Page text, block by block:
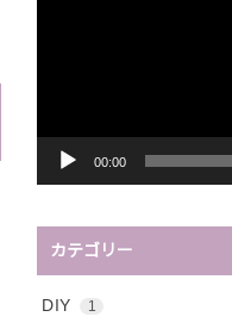
00:00
カテゴリー
DIY 1